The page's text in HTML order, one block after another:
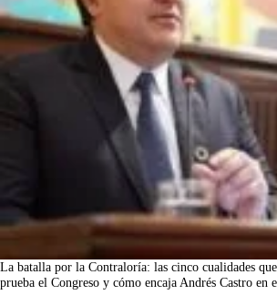
La batalla por la Contraloría: las cinco cualidades
prueba el Congreso y cómo encaja Andrés Castro en